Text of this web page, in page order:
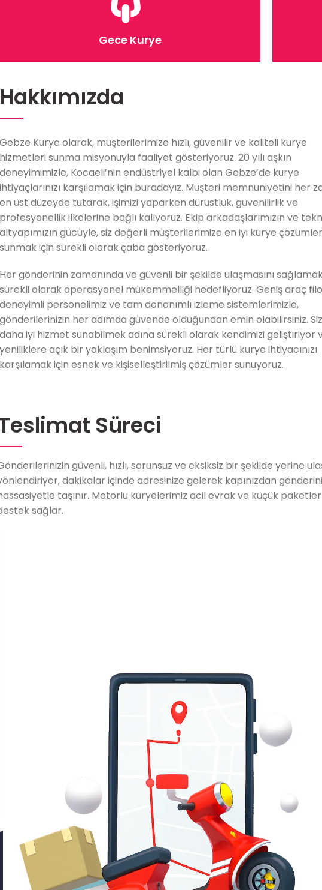
Gece Kurye
Hakkımızda
Gebze Kurye olarak, müşterilerimize hızlı, güvenilir ve kaliteli kurye
hizmetleri sunma misyonuyla faaliyet gösteriyoruz. 20 yılı aşkın
deneyimimizle, Kocaeli’nin endüstriyel kalbi olan Gebze’de kurye
ihtiyaçlarınızı karşılamak için buradayız. Müşteri memnuniyetini her
en üst düzeyde tutarak, işimizi yaparken dürüstlük, güvenilirlik ve
profesyonellik ilkelerine bağlı kalıyoruz. Ekip arkadaşlarımızın ve
altyapımızın gücüyle, siz değerli müşterilerimize en iyi kurye
sunmak için sürekli olarak çaba gösteriyoruz.
Her gönderinin zamanında ve güvenli bir şekilde ulaşmasını
sürekli olarak operasyonel mükemmelliği hedefliyoruz. Geniş araç
deneyimli personelimiz ve tam donanımlı izleme sistemlerimizle,
gönderilerinizin her adımda güvende olduğundan emin olabilirsiniz.
daha iyi hizmet sunabilmek adına sürekli olarak kendimizi geliştiriyor
yeniliklere açık bir yaklaşım benimsiyoruz. Her türlü kurye ihtiyacınızı
karşılamak için esnek ve kişiselleştirilmiş çözümler sunuyoruz.
Süreci
güvenli, hızlı, sorunsuz ve eksiksiz bir şekilde yerine
dakikalar içinde adresinize gelerek kapınızdan
taşınır. Motorlu kuryelerimiz acil evrak ve küçük
sağlar.